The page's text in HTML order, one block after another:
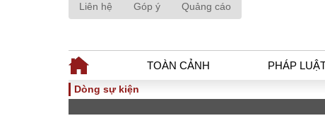
Liên hệ Góp ý Quảng cáo
TOÀN CẢNH PHÁP
TOÀN CẢNH PHÁP
Dòng sự kiện